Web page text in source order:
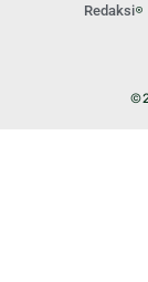
Redaksi